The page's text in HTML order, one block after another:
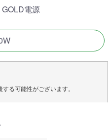
電源
る可能性がございます。